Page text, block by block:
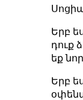
Երբ
դուք
եք
Երբ